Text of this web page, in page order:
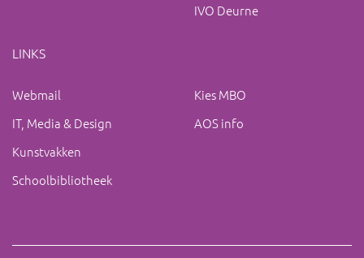
IVO Deurne
LINKS
Webmail
IT, Media & Design
Kunstvakken
Schoolbibliotheek
Kies MBO
AOS info